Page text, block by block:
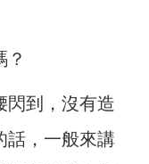
？
閃到，沒有造
話，一般來講